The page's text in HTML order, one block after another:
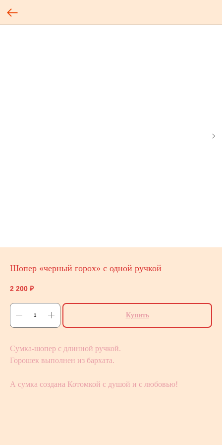
Шопер «черный горох» с одной ручкой
2 200 ₽
Купить
Сумка-шопер с длинной ручкой.
Горошек выполнен из бархата.
А сумка создана Котомкой с душой и с любовью!